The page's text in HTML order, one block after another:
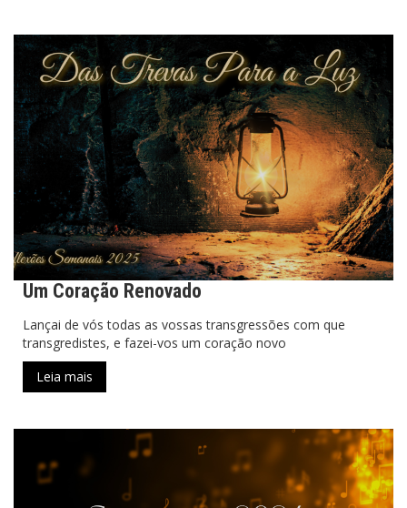
Um Coração Renovado
Lançai de vós todas as vossas transgressões com que
transgredistes, e fazei-vos um coração novo
Leia mais